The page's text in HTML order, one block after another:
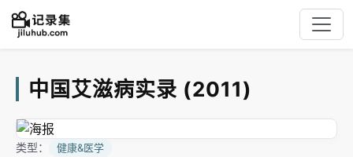
中国艾滋病实录 (2011)
类型： 健康&医学